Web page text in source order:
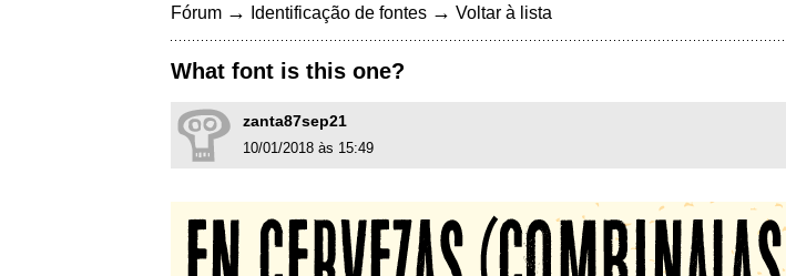
Fórum → Identificação de fontes → Voltar à lista
What font is this one?
zanta87sep21
10/01/2018 às 15:49